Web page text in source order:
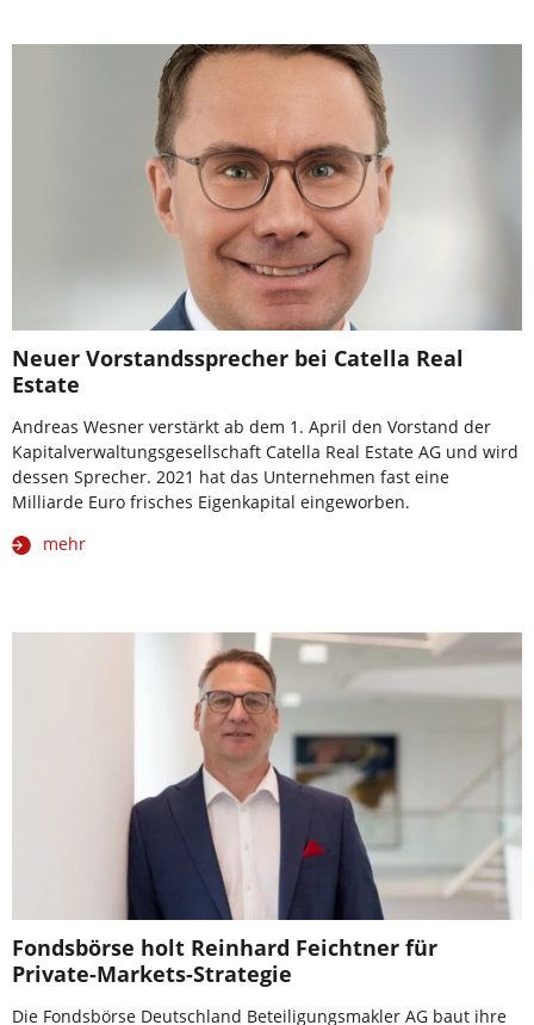
Neuer Vorstandssprecher bei Catella Real
Estate
Andreas Wesner verstärkt ab dem 1. April den Vorstand der
Kapitalverwaltungsgesellschaft Catella Real Estate AG und wird
dessen Sprecher. 2021 hat das Unternehmen fast eine
Milliarde Euro frisches Eigenkapital eingeworben.
mehr
Fondsbörse holt Reinhard Feichtner für
Private-Markets-Strategie
Die Fondsbörse Deutschland Beteiligungsmakler AG baut ihre